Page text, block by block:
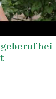
eingebundenen
an
bei